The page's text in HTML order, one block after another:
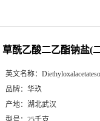
草酰乙酸二乙酯钠盐(
英文名称：
品牌： 华玖
产地： 湖北武汉